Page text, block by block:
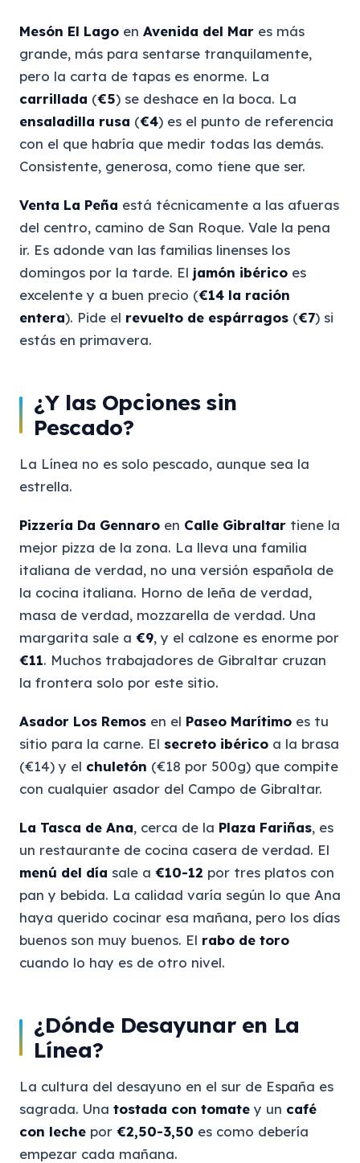
Mesón El Lago en Avenida del Mar es más
grande, más para sentarse tranquilamente,
pero la carta de tapas es enorme. La
carrillada (€5) se deshace en la boca. La
ensaladilla rusa (€4) es el punto de referencia
con el que habría que medir todas las demás.
Consistente, generosa, como tiene que ser.
Venta La Peña está técnicamente a las afueras
del centro, camino de San Roque. Vale la pena
ir. Es adonde van las familias linenses los
domingos por la tarde. El jamón ibérico es
excelente y a buen precio (€14 la ración
entera). Pide el revuelto de espárragos (€7) si
estás en primavera.
¿Y las Opciones sin
Pescado?
La Línea no es solo pescado, aunque sea la
estrella.
Pizzería Da Gennaro en Calle Gibraltar tiene la
mejor pizza de la zona. La lleva una familia
italiana de verdad, no una versión española de
la cocina italiana. Horno de leña de verdad,
masa de verdad, mozzarella de verdad. Una
margarita sale a €9, y el calzone es enorme por
€11. Muchos trabajadores de Gibraltar cruzan
la frontera solo por este sitio.
Asador Los Remos en el Paseo Marítimo es tu
sitio para la carne. El secreto ibérico a la brasa
(€14) y el chuletón (€18 por 500g) que compite
con cualquier asador del Campo de Gibraltar.
La Tasca de Ana, cerca de la Plaza Fariñas, es
un restaurante de cocina casera de verdad. El
menú del día sale a €10-12 por tres platos con
pan y bebida. La calidad varía según lo que Ana
haya querido cocinar esa mañana, pero los días
buenos son muy buenos. El rabo de toro
cuando lo hay es de otro nivel.
¿Dónde Desayunar en La
Línea?
La cultura del desayuno en el sur de España es
sagrada. Una tostada con tomatey un café
con leche por €2,50-3,50 es como debería
empezar cada mañana.